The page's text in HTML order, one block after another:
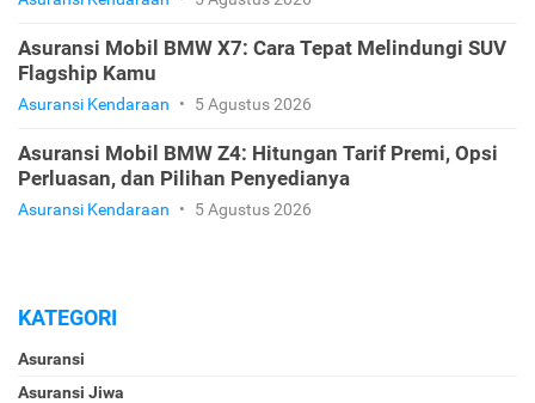
Asuransi Mobil BMW X7: Cara Tepat Melindungi SUV
Flagship Kamu
Asuransi Kendaraan • 5 Agustus 2026
Asuransi Mobil BMW Z4: Hitungan Tarif Premi, Opsi
Perluasan, dan Pilihan Penyedianya
Asuransi Kendaraan • 5 Agustus 2026
KATEGORI
Asuransi
Asuransi Jiwa